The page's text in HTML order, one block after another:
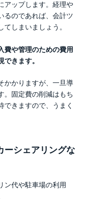
アップします。経理や
るのであれば、会計ツ
しまいましょう。
費や管理のための費用
きます。
かかりますが、一旦導
。固定費の削減はもち
できますので、うまく
ーシェアリングな
ン代や駐車場の利用